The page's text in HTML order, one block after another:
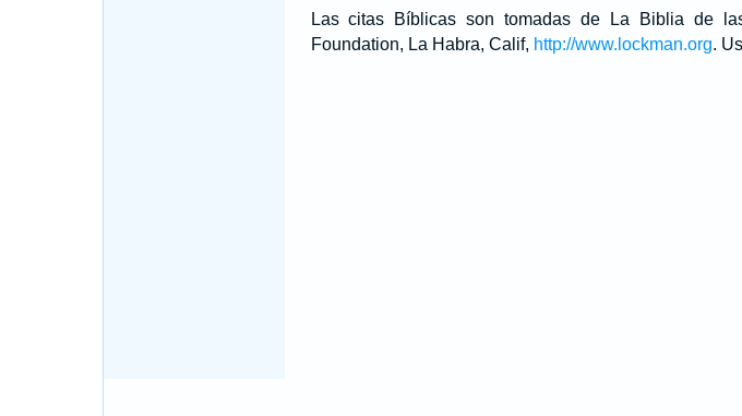
Las citas Bíblicas son tomadas de La Biblia de
Foundation, La Habra, Calif, http://www.lockman.org.